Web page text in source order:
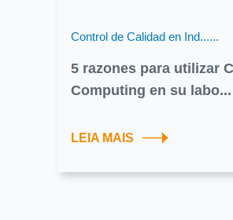
Control de Calidad en Ind......
5 razones para utilizar
Computing en su labo...
LEIA MAIS